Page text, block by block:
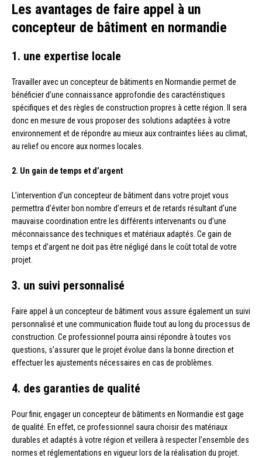
Les avantages de faire appel à un
concepteur de bâtiment en normandie
1. une expertise locale
Travailler avec un concepteur de bâtiments en Normandie permet de
bénéficier d’une connaissance approfondie des caractéristiques
spécifiques et des règles de construction propres à cette région. Il sera
donc en mesure de vous proposer des solutions adaptées à votre
environnement et de répondre au mieux aux contraintes liées au climat,
au relief ou encore aux normes locales.
2. Un gain de temps et d’argent
L’intervention d’un concepteur de bâtiment dans votre projet vous
permettra d’éviter bon nombre d’erreurs et de retards résultant d’une
mauvaise coordination entre les différents intervenants ou d’une
méconnaissance des techniques et matériaux adaptés. Ce gain de
temps et d’argent ne doit pas être négligé dans le coût total de votre
projet.
3. un suivi personnalisé
Faire appel à un concepteur de bâtiment vous assure également un suivi
personnalisé et une communication fluide tout au long du processus de
construction. Ce professionnel pourra ainsi répondre à toutes vos
questions, s’assurer que le projet évolue dans la bonne direction et
effectuer les ajustements nécessaires en cas de problèmes.
4. des garanties de qualité
Pour finir, engager un concepteur de bâtiments en Normandie est gage
de qualité. En effet, ce professionnel saura choisir des matériaux
durables et adaptés à votre région et veillera à respecter l’ensemble des
normes et réglementations en vigueur lors de la réalisation du projet.